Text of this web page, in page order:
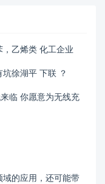
乙烯类 化工企业
徐湖平 下联 ？
临 你愿意为无线充
的应用，还可能带